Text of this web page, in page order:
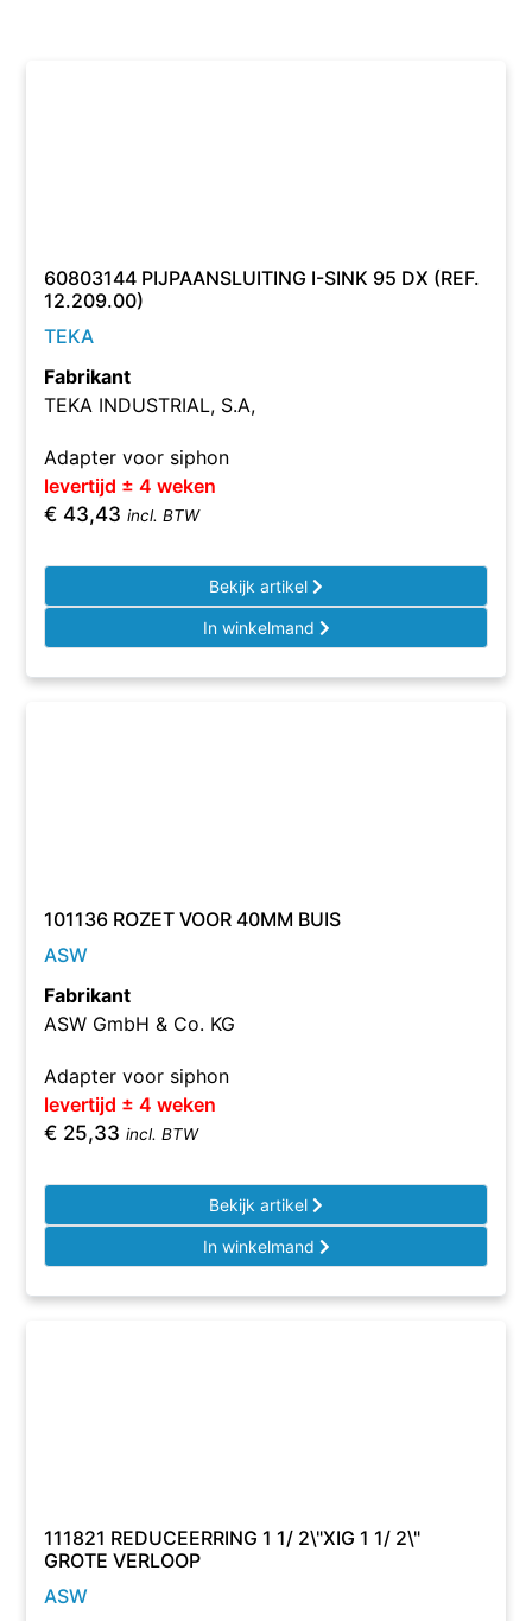
60803144 PIJPAANSLUITING I-SINK 95 DX (REF.
12.209.00)
TEKA
Fabrikant
TEKA INDUSTRIAL, S.A,
Adapter voor siphon
levertijd ± 4 weken
€ 43,43 incl. BTW
Bekijk artikel
In winkelmand
101136 ROZET VOOR 40MM BUIS
ASW
Fabrikant
ASW GmbH & Co. KG
Adapter voor siphon
levertijd ± 4 weken
€ 25,33 incl. BTW
Bekijk artikel
In winkelmand
111821 REDUCEERRING 1 1/ 2\"XIG 1 1/ 2\"
GROTE VERLOOP
ASW